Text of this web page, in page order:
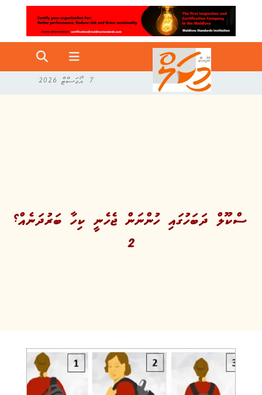
7 އޯގަސްޓް 2026
ސްކޫލް ދަބަހުގައި ހުންނަން ޖެހެނީ ކިހާ ބަރުދަނެއް؟
2